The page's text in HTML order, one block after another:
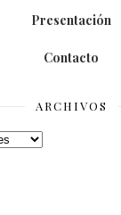
Presentación
Contacto
ARCHIVOS